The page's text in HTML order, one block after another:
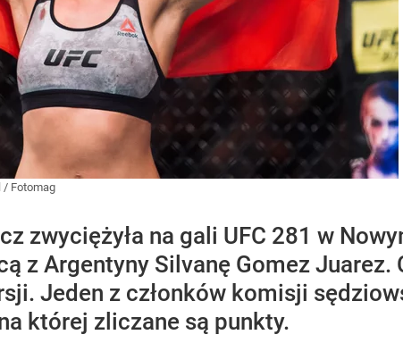
/ Fotomag
zwyciężyła na gali UFC 281 w
z Argentyny Silvanę Gomez
Jeden z członków komisji
której zliczane są punkty.